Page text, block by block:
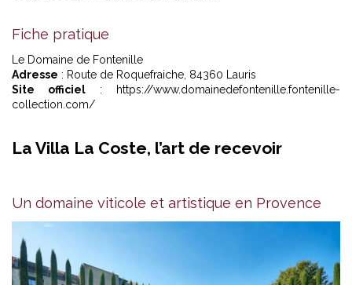
Fiche pratique
Le Domaine de Fontenille
Adresse : Route de Roquefraiche, 84360 Lauris
Site officiel : https://www.domainedefontenille.fontenille-
collection.com/
La Villa La Coste, l’art de recevoir
Un domaine viticole et artistique en Provence